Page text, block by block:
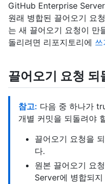
GitHub Enterprise
원래 병합된 끌어오기 요
는 새 끌어오기 요청이 만
돌리려면 리포지토리에
끌어오기 요청 되
참고: 다음 중 하나가
개별 커밋을 되돌려야
끌어오기 요청을
다.
원본 끌어오기 요
Server에 병합되